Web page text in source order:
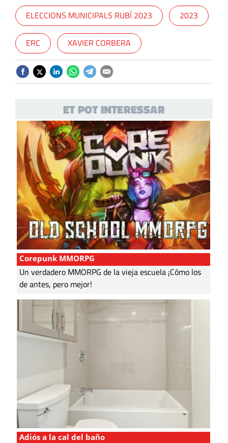
ELECCIONS MUNICIPALS RUBÍ 2023 2023
ERC XAVIER CORBERA
ET POT INTERESSAR
Corepunk MMORPG
Un verdadero MMORPG de la vieja escuela ¡Cómo los
de antes, pero mejor!
Adiós a la cal del baño